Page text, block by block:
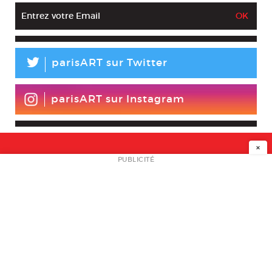
L parisART sur Twitter
parisART sur Instagram
NEWSLETTER
×
PUBLICITÉ